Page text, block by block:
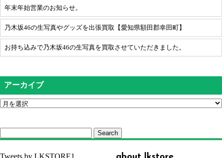
年末年始営業のお知らせ。
乃木坂46の生写真やグッズを出張買取【愛知県額田郡幸田町】
お持ち込みで乃木坂46の生写真を買取させていただきました。
アーカイブ
Search
Tweets by LKSTORE1